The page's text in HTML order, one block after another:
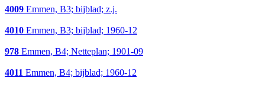
4009 Emmen, B3; bijblad; z.j.
4010 Emmen, B3; bijblad; 1960-12
978 Emmen, B4; Netteplan; 1901-09
4011 Emmen, B4; bijblad; 1960-12